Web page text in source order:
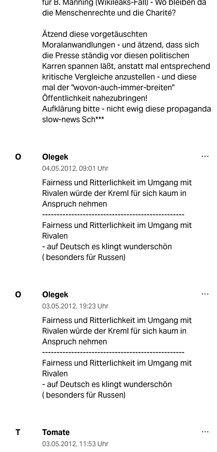
für B. Manning (Wikileaks-Fall) - Wo bleiben da
die Menschenrechte und die Charité?
Ätzend diese vorgetäuschten
Moralanwandlungen - und ätzend, dass sich
die Presse ständig vor diesen politischen
Karren spannen läßt, anstatt mal entsprechend
kritische Vergleiche anzustellen - und diese
mal der "wovon-auch-immer-breiten"
Öffentlichkeit nahezubringen!
Aufklärung bitte - nicht ewig diese propaganda
slow-news Sch***
O Olegek
04.05.2012, 09:01 Uhr
Fairness und Ritterlichkeit im Umgang mit
Rivalen würde der Kreml für sich kaum in
Anspruch nehmen
-------------------------------------------------
Fairness und Ritterlichkeit im Umgang mit
Rivalen
- auf Deutsch es klingt wunderschön
( besonders für Russen)
O Olegek
03.05.2012, 19:23 Uhr
Fairness und Ritterlichkeit im Umgang mit
Rivalen würde der Kreml für sich kaum in
Anspruch nehmen
-------------------------------------------------
Fairness und Ritterlichkeit im Umgang mit
Rivalen
- auf Deutsch es klingt wunderschön
( besonders für Russen)
T Tomate
03.05.2012, 11:53 Uhr